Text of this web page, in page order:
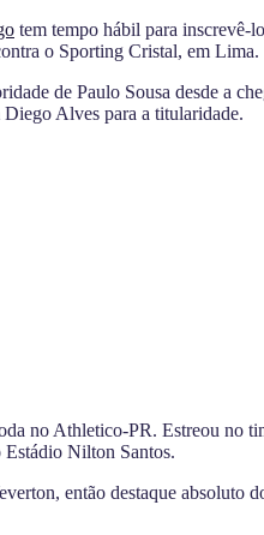
tem tempo hábil para inscrevê-
o Sporting Cristal, em Lima.
de Paulo Sousa desde a
Alves para a titularidade.
no Athletico-PR. Estreou no
Nilton Santos.
então destaque